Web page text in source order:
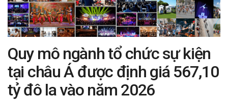
Quy mô ngành tổ chức sự kiện
tại châu Á được định giá 567,10
tỷ đô la vào năm 2026